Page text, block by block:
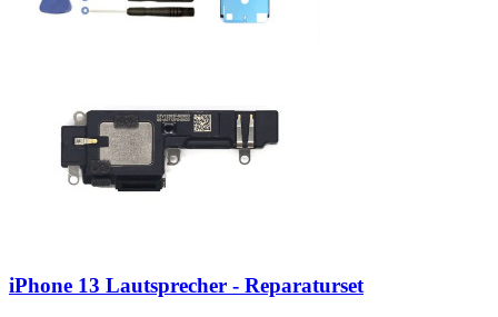
iPhone 13 Lautsprecher - Reparaturset